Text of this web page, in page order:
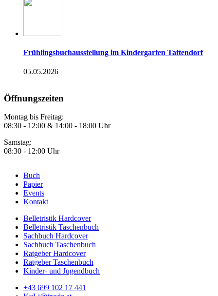
Frühlingsbuchausstellung im Kindergarten Tattendorf
05.05.2026
Öffnungszeiten
Montag bis Freitag:
08:30 - 12:00 & 14:00 - 18:00 Uhr
Samstag:
08:30 - 12:00 Uhr
Footer
Menü
Buch
Papier
Events
Kontakt
Footer
Menü
Belletristik Hardcover
Belletristik Taschenbuch
Sachbuch Hardcover
Sachbuch Taschenbuch
Ratgeber Hardcover
Ratgeber Taschenbuch
Kinder- und Jugendbuch
+43 699 102 17 441